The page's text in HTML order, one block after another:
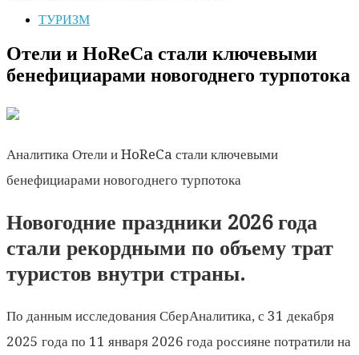
ТУРИЗМ
Отели и HoReCa стали ключевыми
бенефициарами новогоднего турпотока
Аналитика Отели и HoReCa стали ключевыми
бенефициарами новогоднего турпотока
Новогодние праздники 2026 года
стали рекордными по объему трат
туристов внутри страны.
По данным исследования СберАналитика, с 31 декабря
2025 года по 11 января 2026 года россияне потратили на